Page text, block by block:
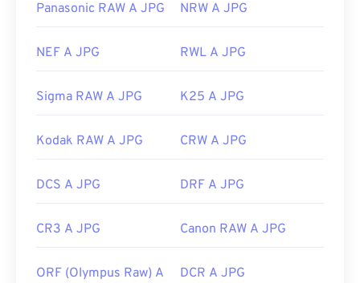
Panasonic RAW A JPG NRW A JPG
NEF A JPG RWL A JPG
Sigma RAW A JPG K25 A JPG
Kodak RAW A JPG CRW A JPG
DCS A JPG DRF A JPG
CR3 A JPG Canon RAW A JPG
ORF (Olympus Raw) A
DCR A JPG